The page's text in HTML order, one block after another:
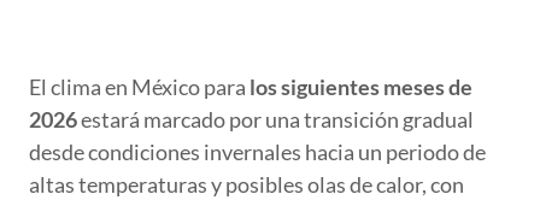
El clima en México para los siguientes meses de
2026estará marcado por una transición gradual
desde condiciones invernales hacia un periodo de
altas temperaturas y posibles olas de calor, con